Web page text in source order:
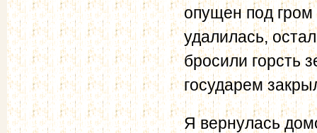
опущен под
удалилась,
бросили горсть
государем
Я вернулась